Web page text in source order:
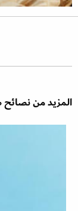
المزيد من